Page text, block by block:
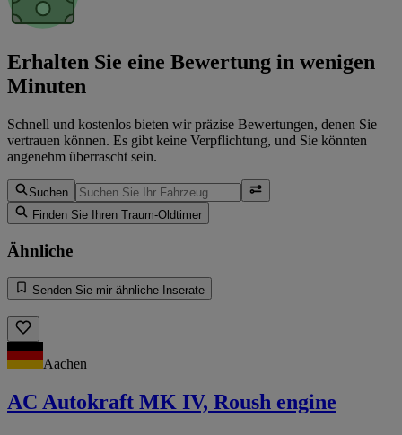
Erhalten Sie eine Bewertung in wenigen
Minuten
Schnell und kostenlos bieten wir präzise Bewertungen, denen Sie
vertrauen können. Es gibt keine Verpflichtung, und Sie könnten
angenehm überrascht sein.
Suchen
Finden Sie Ihren Traum-Oldtimer
Ähnliche
Senden Sie mir ähnliche Inserate
Aachen
AC Autokraft MK IV, Roush engine